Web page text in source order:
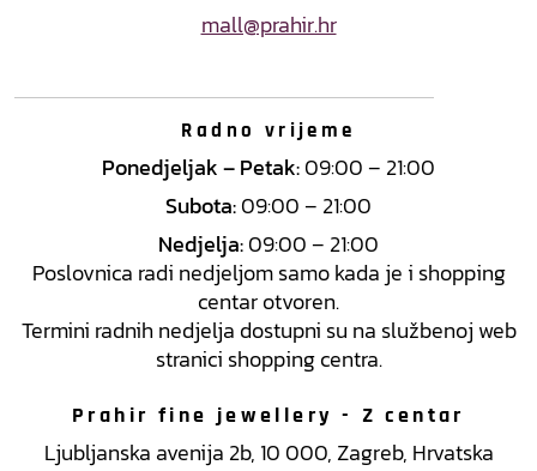
mall@prahir.hr
Radno vrijeme
Ponedjeljak – Petak:09:00 – 21:00
Subota:09:00 – 21:00
Nedjelja:09:00 – 21:00
Poslovnica radi nedjeljom samo kada je i shopping
centar otvoren.
Termini radnih nedjelja dostupni su na službenoj web
stranici shopping centra.
Prahir fine jewellery - Z centar
Ljubljanska avenija 2b, 10 000, Zagreb, Hrvatska